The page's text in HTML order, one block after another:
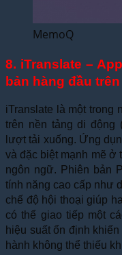
MemoQ
8. iTranslate –
bản hàng đầu
iTranslate là một trong
trên nền tảng di động
lượt tải xuống. Ứng
và đặc biệt mạnh mẽ ở
ngôn ngữ. Phiên bản
tính năng cao cấp như
chế độ hội thoại giúp
có thể giao tiếp một
hiệu suất ổn định
hành không thể thiếu